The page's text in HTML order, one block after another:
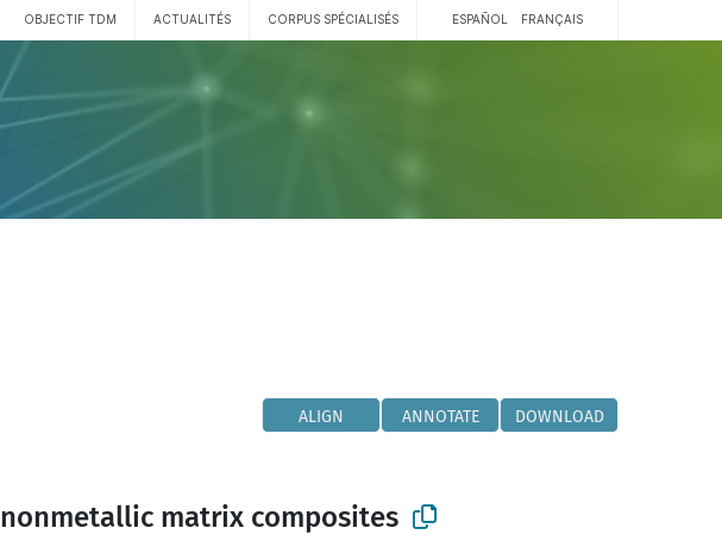
OBJECTIF TDM ACTUALITÉS CORPUS SPÉCIALISÉS ESPAÑOL FRANÇAIS
ALIGN ANNOTATE DOWNLOAD
nonmetallic matrix composites